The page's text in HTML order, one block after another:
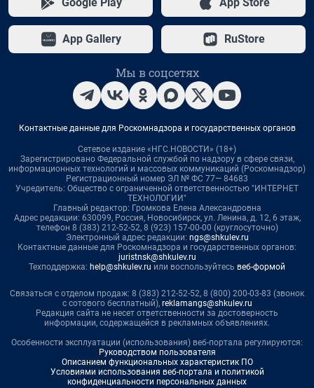
App Gallery RuStore
Мы в соцсетях
Контактные данные для Роскомнадзора и государственных органов
Сетевое издание «НГС.НОВОСТИ» (18+)
Зарегистрировано Федеральной службой по надзору в сфере связи,
информационных технологий и массовых коммуникаций (Роскомнадзор)
Регистрационный номер ЭЛ № ФС 77— 84683
Учредитель: Общество с ограниченной ответственностью "ИНТЕРНЕТ
ТЕХНОЛОГИИ"
Главный редактор: Громкова Елена Александровна
Адрес редакции: 630099, Россия, Новосибирск, ул. Ленина, д. 12, 6 этаж,
телефон 8 (383) 212-52-52, 8 (923) 157-00-00 (круглосуточно)
Электронный адрес редакции: ngs@shkulev.ru
Контактные данные для Роскомнадзора и государственных органов:
juristnsk@shkulev.ru
Техподдержка: help@shkulev.ru или воспользуйтесь веб-формой
Связаться с отделом продаж: 8 (383) 212-52-52, 8 (800) 200-03-83 (звонок
с сотового бесплатный), reklamangs@shkulev.ru
Редакция сайта не несет ответственности за достоверность
информации, содержащейся в рекламных объявлениях.
Особенности эксплуатации (использования) веб-портала регулируются:
Руководством пользователя
Описанием функциональных характеристик ПО
Условиями использования веб-портала и политикой
конфиденциальности персональных данных